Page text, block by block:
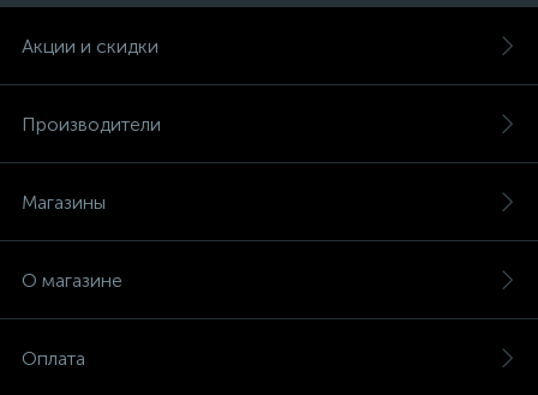
Акции и скидки
Производители
Магазины
О магазине
Оплата